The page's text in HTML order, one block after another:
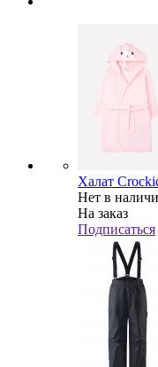
Халат
Нет в
На заказ
Подписаться